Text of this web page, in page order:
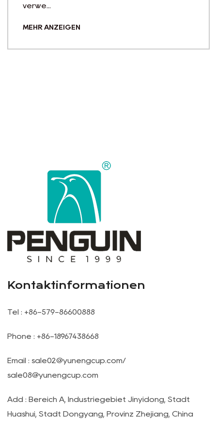
MEHR ANZEIGEN
Kontaktinformationen
Tel : +86-579-86600888
Phone : +86-18967438668
Email : sale02@yunengcup.com/
sale08@yunengcup.com
Add : Bereich A, Industriegebiet Jinyidong, Stadt
Huashui, Stadt Dongyang, Provinz Zhejiang, China